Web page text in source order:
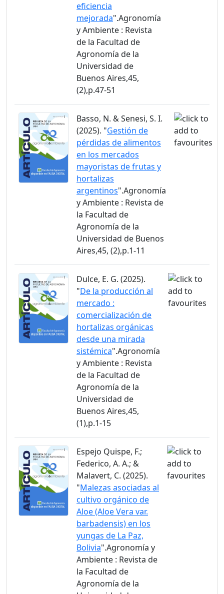
eficiencia
mejorada".Agronomía
y Ambiente : Revista
de la Facultad de
Agronomía de la
Universidad de
Buenos Aires,45,
(2),p.47-51
Basso, N. & Senesi, S. I.
(2025). "Gestión de
pérdidas de alimentos
en los mercados
mayoristas de frutas y
hortalizas
argentinos".Agronomía
y Ambiente : Revista de
la Facultad de
Agronomía de la
Universidad de Buenos
Aires,45, (2),p.1-11
Dulce, E. G. (2025).
"De la producción al
mercado :
comercialización de
hortalizas orgánicas
desde una mirada
sistémica".Agronomía
y Ambiente : Revista
de la Facultad de
Agronomía de la
Universidad de
Buenos Aires,45,
(1),p.1-15
Espejo Quispe, F.;
Federico, A. A.; &
Malavert, C. (2025).
"Malezas asociadas al
cultivo orgánico de
Aloe (Aloe Vera var.
barbadensis) en los
yungas de La Paz,
Bolivia".Agronomía y
Ambiente : Revista de
la Facultad de
Agronomía de la